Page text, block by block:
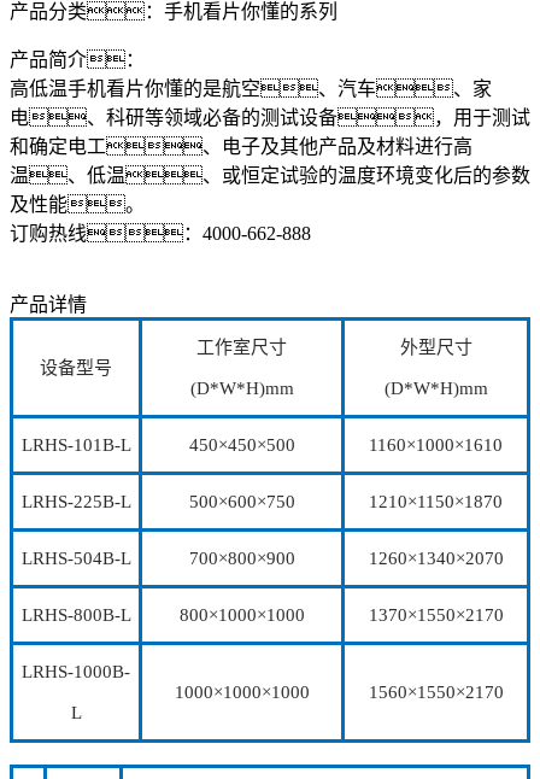
产品分类： 手机看片你懂的系列
产品简介：
高低温手机看片你懂的是航空、汽车、家
电、科研等领域必备的测试设备，用于测试
和确定电工、电子及其他产品及材料进行高
温、低温、或恒定试验的温度环境变化后的参数
及性能。
订购热线： 4000-662-888
产品详情
设备型号
工作室尺寸
(D*W*H)mm
外型尺寸
(D*W*H)mm
LRHS-101B-L 450×450×500 1160×1000×1610
LRHS-225B-L 500×600×750 1210×1150×1870
LRHS-504B-L 700×800×900 1260×1340×2070
LRHS-800B-L 800×1000×1000 1370×1550×2170
LRHS-1000B-
L
1000×1000×1000 1560×1550×2170